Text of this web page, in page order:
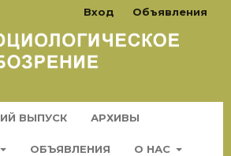
ВЫПУСК АРХИВЫ
ОБЪЯВЛЕНИЯ О НАС
Вход Объявления